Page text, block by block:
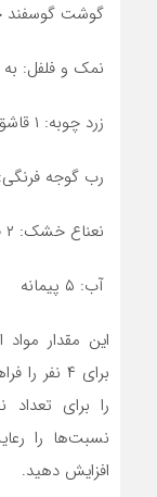
گوشت گوسفند
نمک و فلفل: به
زرد چوبه: ۱ قاشق چای خوری
رب گوجه فرنگی: ۱ قاشق غذاخوری
نعناع خشک: ۲ قاشق مربا خوری
آب: ۵ پیمانه
این مقدار
برای ۴
را برای تعداد
نسبت‌ها را
افزایش دهید.